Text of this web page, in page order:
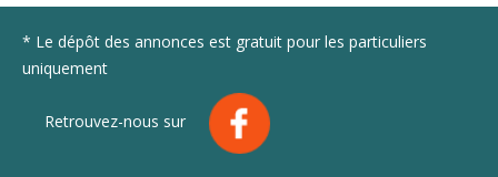
* Le dépôt des annonces est gratuit pour les particuliers
uniquement
Retrouvez-nous sur